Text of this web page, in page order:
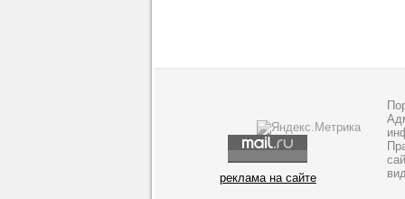
реклама на сайте